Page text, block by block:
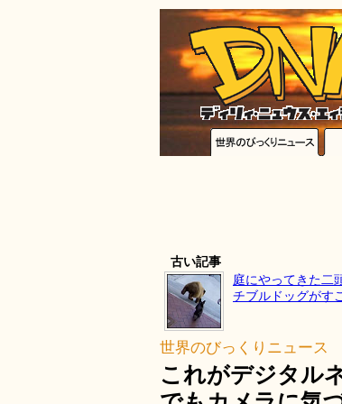
古い記事
庭にやってきた二
チブルドッグがす
世界のびっくりニュース
これがデジタル